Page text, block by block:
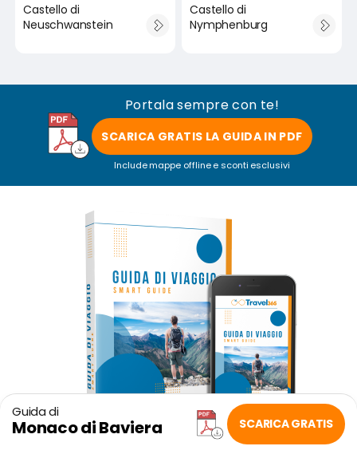
Guida di
Monaco di Baviera SCARICA GRATIS
Castello di
Neuschwanstein
Castello di
Nymphenburg
Portala sempre con te!
SCARICA GRATIS LA GUIDA IN PDF
Include mappe offline e sconti esclusivi